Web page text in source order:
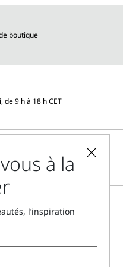
boutique
de 9 h à 18 h CET
à la
l’inspiration